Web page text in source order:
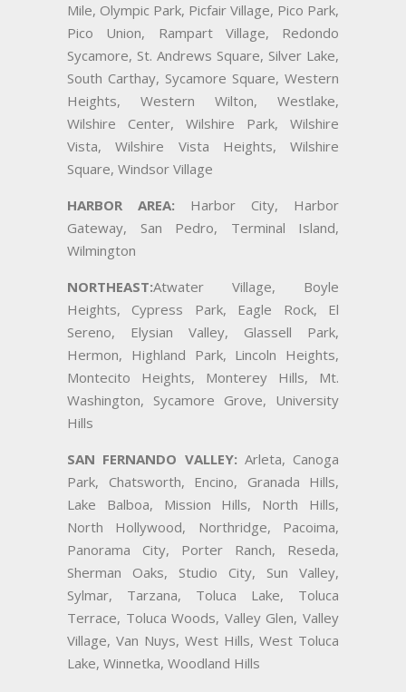
Mile, Olympic Park, Picfair Village, Pico Park,
Pico Union, Rampart Village, Redondo
Sycamore, St. Andrews Square, Silver Lake,
South Carthay, Sycamore Square, Western
Heights, Western Wilton, Westlake,
Wilshire Center, Wilshire Park, Wilshire
Vista, Wilshire Vista Heights, Wilshire
Square, Windsor Village
HARBOR AREA: Harbor City, Harbor
Gateway, San Pedro, Terminal Island,
Wilmington
NORTHEAST:Atwater Village, Boyle
Heights, Cypress Park, Eagle Rock, El
Sereno, Elysian Valley, Glassell Park,
Hermon, Highland Park, Lincoln Heights,
Montecito Heights, Monterey Hills, Mt.
Washington, Sycamore Grove, University
Hills
SAN FERNANDO VALLEY: Arleta, Canoga
Park, Chatsworth, Encino, Granada Hills,
Lake Balboa, Mission Hills, North Hills,
North Hollywood, Northridge, Pacoima,
Panorama City, Porter Ranch, Reseda,
Sherman Oaks, Studio City, Sun Valley,
Sylmar, Tarzana, Toluca Lake, Toluca
Terrace, Toluca Woods, Valley Glen, Valley
Village, Van Nuys, West Hills, West Toluca
Lake, Winnetka, Woodland Hills